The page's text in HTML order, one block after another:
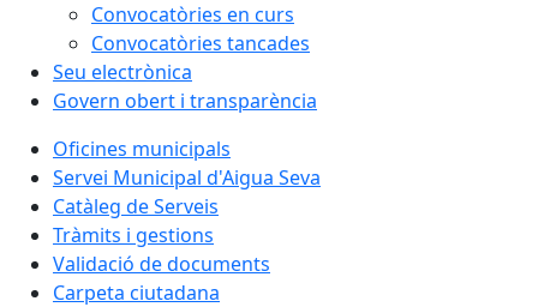
Convocatòries en curs
Convocatòries tancades
Seu electrònica
Govern obert i transparència
Oficines municipals
Servei Municipal d'Aigua Seva
Catàleg de Serveis
Tràmits i gestions
Validació de documents
Carpeta ciutadana